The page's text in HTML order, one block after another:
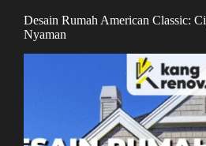
Desain Rumah American Classic:
Nyaman